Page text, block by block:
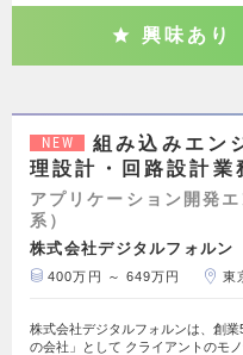
興味あり
NEW
組み込みエン
理設計・回路設計業
アプリケーション開発
系）
株式会社デジタルフォルン
400万円 ～ 649万円 東
株式会社デジタルフォルンは、創
の会社」として クライアントのモ